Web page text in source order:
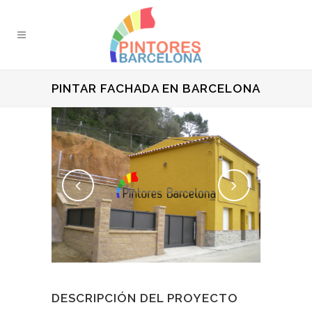
PINTAR FACHADA EN BARCELONA
DESCRIPCIÓN DEL PROYECTO